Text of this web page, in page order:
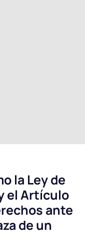
la Ley de
el Artículo
ante
de un